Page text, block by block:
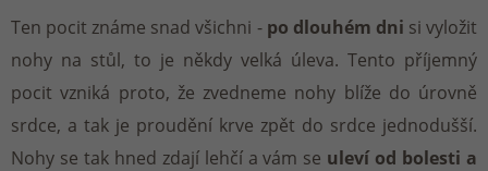
Ten pocit známe snad všichni - po dlouhém dni si vyložit
nohy na stůl, to je někdy velká úleva. Tento příjemný
pocit vzniká proto, že zvedneme nohy blíže do úrovně
srdce, a tak je proudění krve zpět do srdce jednodušší.
Nohy se tak hned zdají lehčí a vám se uleví od bolesti a